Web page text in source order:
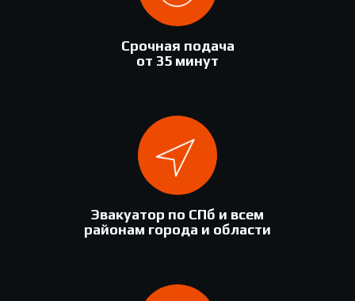
Срочная подача
от 35 минут
Эвакуатор по СПб и всем
районам города и области